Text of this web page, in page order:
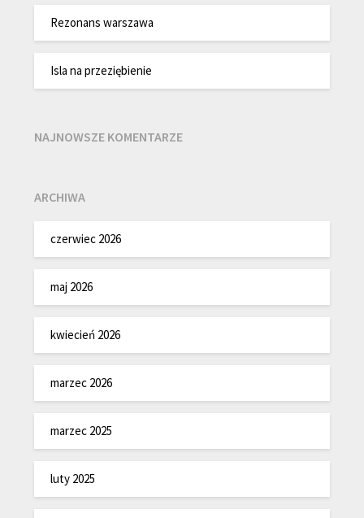
Rezonans warszawa
Isla na przeziębienie
NAJNOWSZE KOMENTARZE
ARCHIWA
czerwiec 2026
maj 2026
kwiecień 2026
marzec 2026
marzec 2025
luty 2025